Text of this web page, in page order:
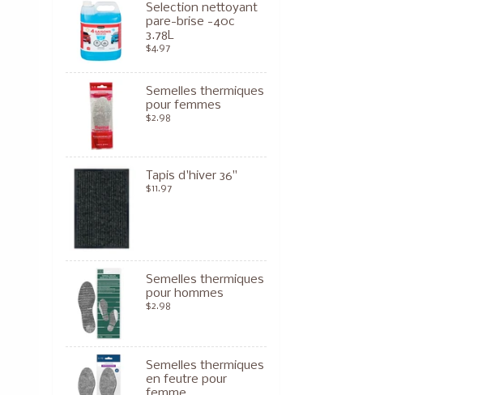
Selection nettoyant
pare-brise -40c
3.78L
$4.97
Semelles thermiques
pour femmes
$2.98
Tapis d'hiver 36"
$11.97
Semelles thermiques
pour hommes
$2.98
Semelles thermiques
en feutre pour